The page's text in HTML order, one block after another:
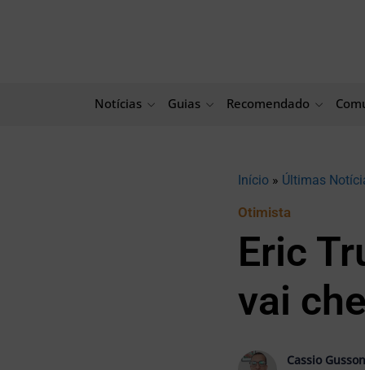
Notícias Guias Recomendado
Início » Últimas
Otimista
Eric
vai
Cassio Gusson